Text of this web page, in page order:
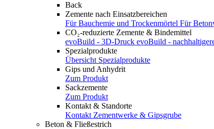
Back
Zemente nach Einsatzbereichen
Für Bauchemie und Trockenmörtel Für
CO₂-reduzierte Zemente & Bindemittel
evoBuild - 3D-Druck evoBuild -
Spezialprodukte
Übersicht Spezialprodukte
Gips und Anhydrit
Zum Produkt
Sackzemente
Zum Produkt
Kontakt & Standorte
Kontakt Zementwerke & Gipsgrube
Beton & Fließestrich